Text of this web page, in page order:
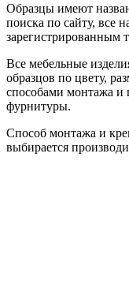
Образцы имеют
поиска по сайту, все
зарегистрированным
Все мебельные
образцов по цвету,
способами монтажа и
фурнитуры.
Способ монтажа и
выбирается